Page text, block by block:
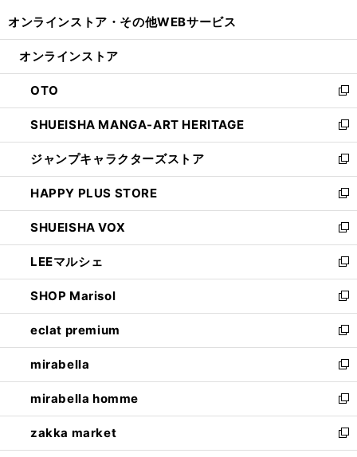
開
ン
ウ
で
開
く
ウ
ン
ド
ウ
で
開
く
オンラインストア・ その他WEBサービス
オンラインストア
OTO
新
し
い
ウ
ィ
ン
ド
ウ
で
開
く
SHUEISHA MANGA-ART HERITAGE
新
し
い
ウ
ィ
ン
ド
ウ
で
開
く
ジャンプキャラクターズストア
新
し
い
ウ
ィ
ン
ド
ウ
で
開
く
HAPPY PLUS STORE
新
し
い
ウ
ィ
ン
ド
ウ
で
開
く
SHUEISHA VOX
新
し
い
ウ
ィ
ン
ド
ウ
で
開
く
LEEマルシェ
新
し
い
ウ
ィ
ン
ド
ウ
で
開
く
SHOP Marisol
新
し
い
ウ
ィ
ン
ド
ウ
で
開
eclat premium
新
し
い
ウ
ィ
ン
ド
ウ
mirabella
新
し
い
ウ
ィ
ン
mirabella homme
新
し
い
ウ
zakka market
新
し